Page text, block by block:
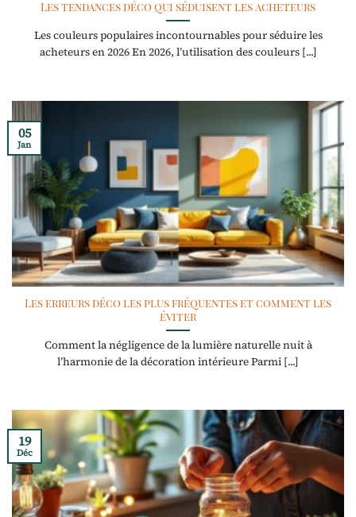
Les tendances déco qui séduisent les acheteurs
Les couleurs populaires incontournables pour séduire les
acheteurs en 2026 En 2026, l’utilisation des couleurs [...]
Les erreurs déco les plus fréquentes et comment les
éviter
Comment la négligence de la lumière naturelle nuit à
l’harmonie de la décoration intérieure Parmi [...]
05
Jan
19
Déc